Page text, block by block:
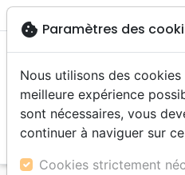
menu
cookie Paramètres des
Nous utilisons des
meilleure expérience
sont nécessaires, vous
continuer à naviguer sur
Cookies strictement